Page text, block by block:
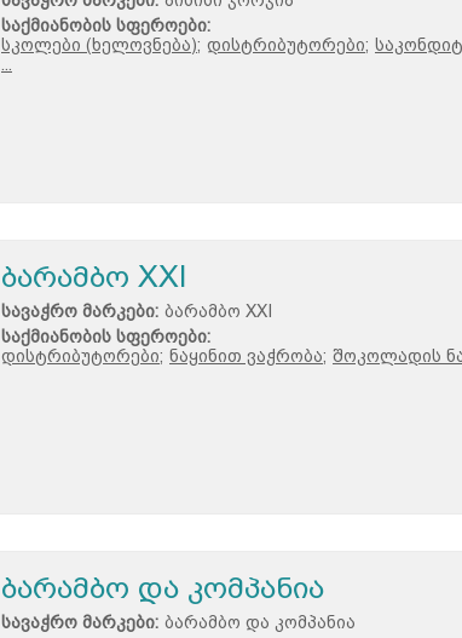
საქმიანობის სფეროები:
სკოლები (ხელოვნება); დისტრიბუტორები;
ბარამბო XXI
სავაჭრო მარკები: ბარამბო XXI
საქმიანობის სფეროები:
დისტრიბუტორები; ნაყინით ვაჭრობა; შოკოლადის
ბარამბო და კომპანია
სავაჭრო მარკები: ბარამბო და კომპანია